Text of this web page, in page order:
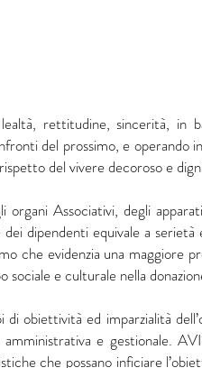
rettitudine, sincerità, in
del prossimo, e operando
del vivere decoroso e
Associativi, degli
dipendenti equivale a
che evidenzia una maggiore
e culturale nella
obiettività ed imparzialità
e gestionale.
che possano inficiare